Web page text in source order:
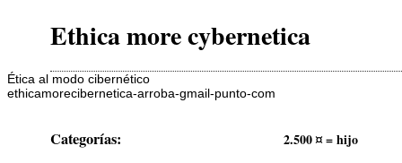
Ethica more cybernetica
Ética al modo cibernético
ethicamorecibernetica-arroba-gmail-punto-com
Categorías: 2.500 ¤ = hijo